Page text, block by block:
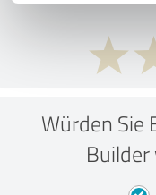
Würden Sie